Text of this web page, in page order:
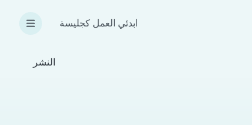
ابدئي العمل كجليسة
النشر